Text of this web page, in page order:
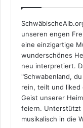
unseren engen
eine einzigartige
wunderschönes
neu interpretiert.
"Schwabenland,
rein, teilt und liked
Geist unserer
feiern. Unterstützt
musikalisch in die